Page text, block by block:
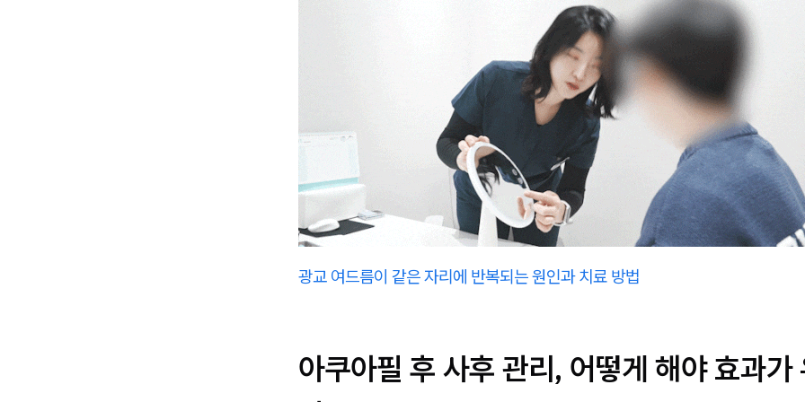
광교 여드름이 같은 자리에 반복되는 원인과 치료 방법
아쿠아필 후 사후 관리, 어떻게 해야 효과가